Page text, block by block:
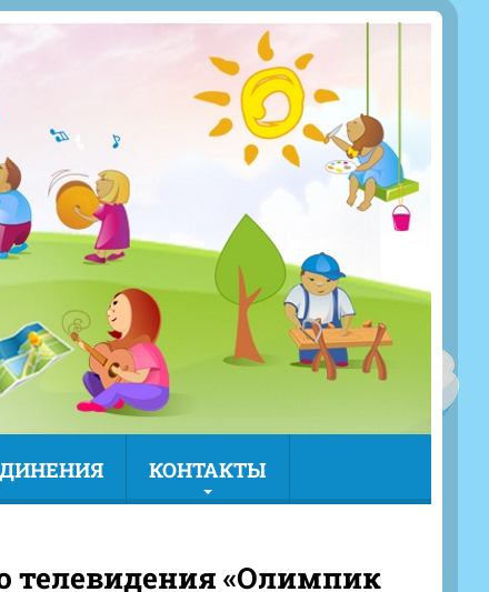
КОНТАКТЫ
телевидения «Олимпик